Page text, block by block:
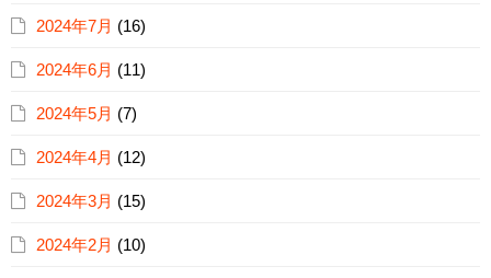
2024年7月 (16)
2024年6月 (11)
2024年5月 (7)
2024年4月 (12)
2024年3月 (15)
2024年2月 (10)